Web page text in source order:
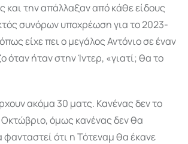
και την απάλλαξαν από κάθε είδους
συνόρων υποχρέωση για το 2023-
είχε πει ο μεγάλος Αντόνιο σε έναν
όταν ήταν στην Ίντερ, «γιατί; θα το
ακόμα 30 ματς. Κανένας δεν το
όμως κανένας δεν θα
φανταστεί ότι η Τότεναμ θα έκανε